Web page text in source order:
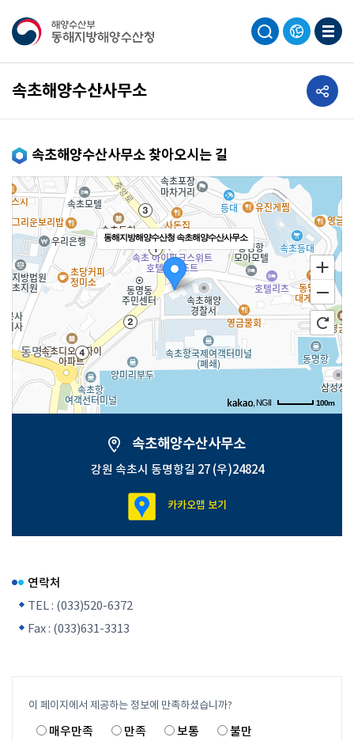
속초해양수산사무소 공유하기
속초해양수산사무소 찾아오시는 길
동해지방해양수산청 속초해양수산사무소
100m
, NGII
강원특별자치도 속초시 동명항길 27
속초해양수산사무소
강원 속초시 동명항길 27 (우)24824
카카오맵 보기
연락처
TEL : (033)520-6372
Fax : (033)631-3313
이 페이지에서 제공하는 정보에 만족하셨습니까?
매우만족 만족 보통
불만